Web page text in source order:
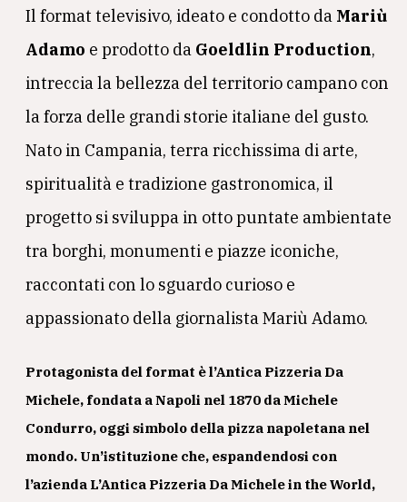
Il format televisivo, ideato e condotto da Mariù
Adamo e prodotto da Goeldlin Production,
intreccia la bellezza del territorio campano con
la forza delle grandi storie italiane del gusto.
Nato in Campania, terra ricchissima di arte,
spiritualità e tradizione gastronomica, il
progetto si sviluppa in otto puntate ambientate
tra borghi, monumenti e piazze iconiche,
raccontati con lo sguardo curioso e
appassionato della giornalista Mariù Adamo.
Protagonista del format è l’Antica Pizzeria Da
Michele, fondata a Napoli nel 1870 da Michele
Condurro, oggi simbolo della pizza napoletana nel
mondo. Un’istituzione che, espandendosi con
l’azienda L’Antica Pizzeria Da Michele in the World,